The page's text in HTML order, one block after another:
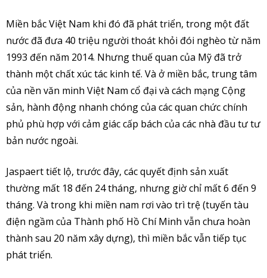
Miền bắc Việt Nam khi đó đã phát triển, trong một đất
nước đã đưa 40 triệu người thoát khỏi đói nghèo từ năm
1993 đến năm 2014. Nhưng thuế quan của Mỹ đã trở
thành một chất xúc tác kinh tế. Và ở miền bắc, trung tâm
của nền văn minh Việt Nam cổ đại và cách mạng Cộng
sản, hành động nhanh chóng của các quan chức chính
phủ phù hợp với cảm giác cấp bách của các nhà đầu tư tư
bản nước ngoài.
Jaspaert tiết lộ, trước đây, các quyết định sản xuất
thường mất 18 đến 24 tháng, nhưng giờ chỉ mất 6 đến 9
tháng. Và trong khi miền nam rơi vào trì trệ (tuyến tàu
điện ngầm của Thành phố Hồ Chí Minh vẫn chưa hoàn
thành sau 20 năm xây dựng), thì miền bắc vẫn tiếp tục
phát triển.